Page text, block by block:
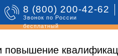
8 (800) 200-42-62
Звонок по России
бесплатный
повышение